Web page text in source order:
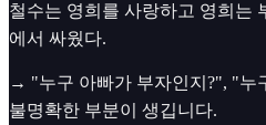
철수는 영희를 사랑하고 영희는
에서 싸웠다.
→ "누구 아빠가 부자인지?", "누
불명확한 부분이 생깁니다.